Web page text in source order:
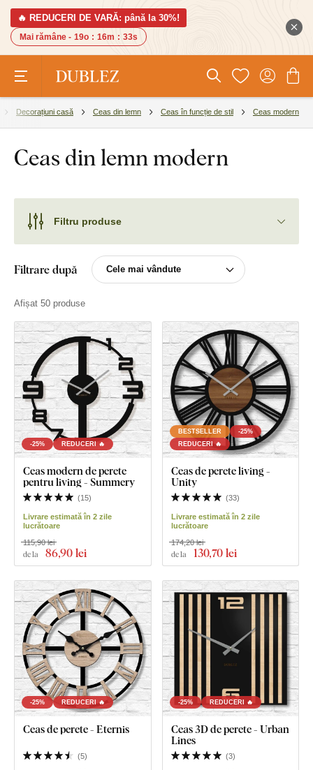
🔥 REDUCERI DE VARĂ: până la 30%!
Mai rămâne - 19o : 16m : 32s
Decorațiuni casă Ceas din lemn Ceas în funcție de stil Ceas modern
Ceas din lemn modern
Filtru produse
Filtrare după
Afișat 50 produse
-25% REDUCERI 🔥
Ceas modern de perete
pentru living - Summery
(15)
Livrare estimată în 2 zile
lucrătoare
de la 86,90 lei
115,90 lei
BESTSELLER
-25%
REDUCERI 🔥
Ceas de perete living -
Unity
(33)
Livrare estimată în 2 zile
lucrătoare
de la 130,70 lei
174,20 lei
-25% REDUCERI 🔥
Ceas de perete - Eternis
(5)
-25% REDUCERI 🔥
Ceas 3D de perete - Urban
Lines
(3)